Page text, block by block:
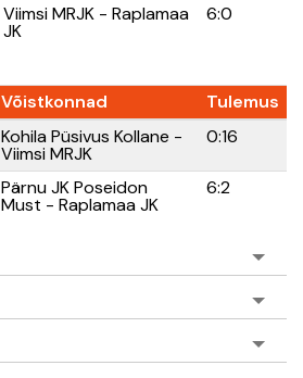
Viimsi MRJK - Raplamaa
JK
6:0
Võistkonnad
Tulemus
Kohila Püsivus Kollane -
Viimsi MRJK
0:16
Pärnu JK Poseidon
Must - Raplamaa JK
6:2